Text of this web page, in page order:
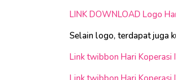
LINK DOWNLOAD Logo
Selain logo, terdapat juga
Link twibbon Hari Koperasi